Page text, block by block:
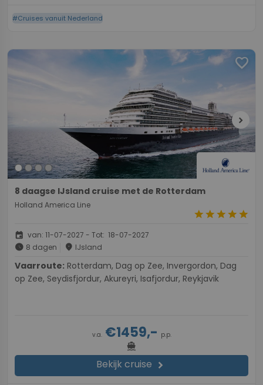
#Cruises vanuit Nederland
favorite
chevron_right
8 daagse IJsland cruise met de Rotterdam
Holland America Line
starstarstarstarstar
event van: 11-07-2027 - Tot: 18-07-2027
schedule 8 dagen place IJsland
Vaarroute:
op Zee, Seydisfjordur, Akureyri, Isafjordur, Reykjavik
v.a.€1459,- p.p.
directions_boat
Bekijk cruise chevron_right